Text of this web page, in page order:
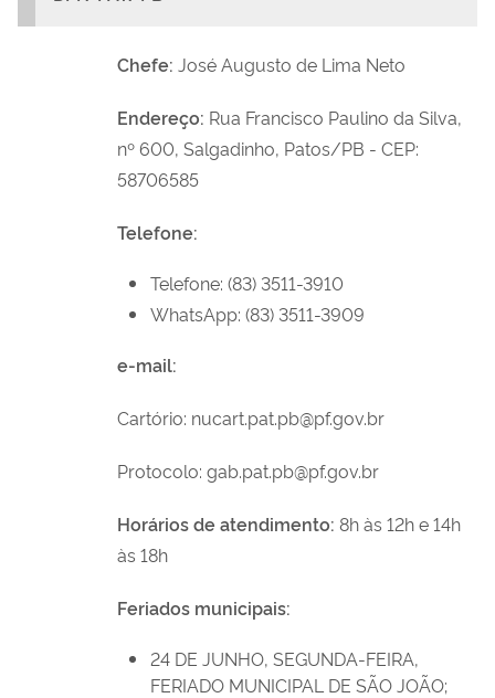
Chefe: José Augusto de Lima Neto
Endereço: Rua Francisco Paulino da Silva,
nº 600, Salgadinho, Patos/PB - CEP:
58706585
Telefone:
Telefone: (83) 3511-3910
WhatsApp: (83) 3511-3909
e-mail:
Cartório: nucart.pat.pb@pf.gov.br
Protocolo: gab.pat.pb@pf.gov.br
Horários de atendimento: 8h às 12h e 14h
às 18h
Feriados municipais:
24 DE JUNHO, SEGUNDA-FEIRA,
FERIADO MUNICIPAL DE SÃO JOÃO;